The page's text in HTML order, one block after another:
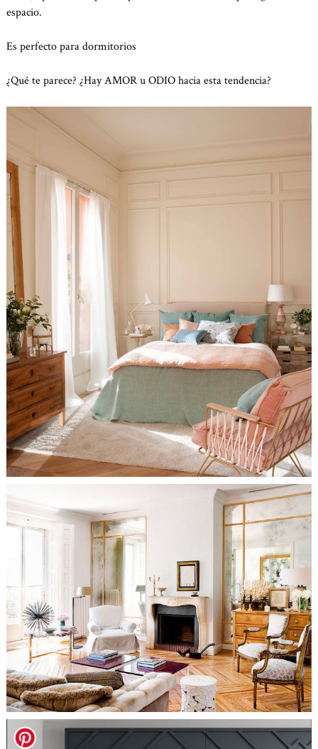
espacio.
Es perfecto para dormitorios
¿Qué te parece? ¿Hay AMOR u ODIO hacia esta tendencia?